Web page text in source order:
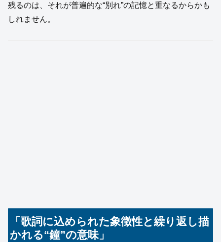
残るのは、それが普遍的な“別れ”の記憶と重なるからかも
しれません。
「歌詞に込められた象徴性と繰り返し描
かれる“鐘”の意味」